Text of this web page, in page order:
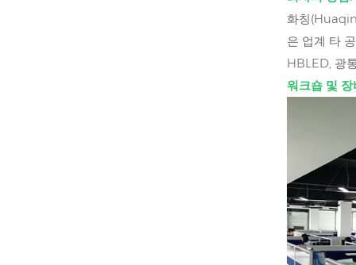
화칭
은 업계 타
HBLED, 광
워크숍 및 장